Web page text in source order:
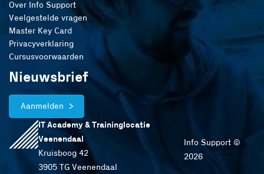
Over Info Support
Veelgestelde vragen
Master Key Card
Privacyverklaring
Cursusvoorwaarden
Nieuwsbrief
Aanmelden
IT Academy & Traininglocatie
Veenendaal
Kruisboog 42
3905 TG Veenendaal
Info Support ©
2026